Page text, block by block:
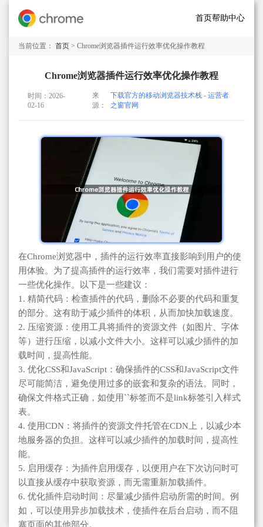
首页帮助中心
当前位置： 首页 > Chrome浏览器插件运行效率优化操作教程
Chrome浏览器插件运行效率优化操作教程
时间：2026-
02-16
来
源：
下载官方的移动浏览器技术栈 - 运营者
之窗官网
在Chrome浏览器中，插件的运行效率直接影响到用户的使
用体验。为了提高插件的运行效率，我们需要对插件进行
一些优化操作。以下是一些建议：
1. 精简代码：检查插件的代码，删除不必要的代码和重复
的部分。这有助于减少插件的体积，从而加快加载速度。
2. 压缩资源：使用工具将插件的资源文件（如图片、字体
等）进行压缩，以减小文件大小。这样可以减少插件的加
载时间，提高性能。
3. 优化CSS和JavaScript：确保插件的CSS和JavaScript文件
尽可能简洁，避免使用过多的嵌套和复杂的语法。同时，
确保文件格式正确，如使用``标签而不是link标签引入样式
表。
4. 使用CDN：将插件的资源文件托管在CDN上，以减少本
地服务器的负担。这样可以减少插件的加载时间，提高性
能。
5. 启用缓存：为插件启用缓存，以便用户在下次访问时可
以直接从缓存中获取资源，而无需重新加载插件。
6. 优化插件启动时间：尽量减少插件启动所需的时间。例
如，可以使用异步加载技术，使插件在后台启动，而不阻
塞页面的其他部分。